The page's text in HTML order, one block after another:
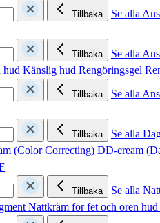
Tillbaka
Se alla
Tillbaka
Se alla
hud Känslig hud Rengöringsgel
Tillbaka
Se alla
Tillbaka
Se alla
(Color Correcting) DD-cream
Tillbaka
Se alla
Nattkräm för fet och oren hud